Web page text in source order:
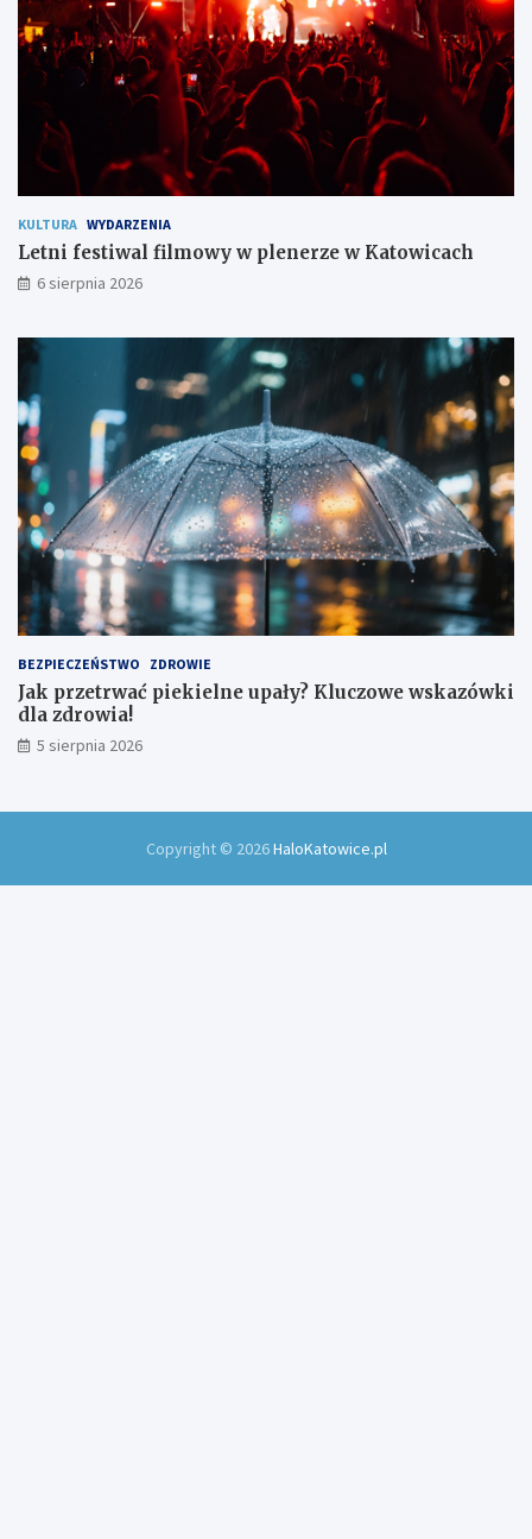
e
s
z
KULTURA WYDARZENIA
Letni festiwal filmowy w plenerze w Katowicach
6 sierpnia 2026
BEZPIECZEŃSTWO ZDROWIE
Jak przetrwać piekielne upały? Kluczowe wskazówki
dla zdrowia!
5 sierpnia 2026
Copyright © 2026HaloKatowice.pl